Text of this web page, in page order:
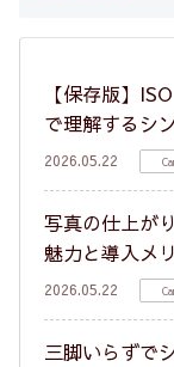
【保存版】
で理解するシ
2026.05.22
写真の仕上が
魅力と導入メ
2026.05.22
三脚いらずで